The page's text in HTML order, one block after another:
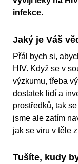
infekce.
Jaký je Váš
Přál bych si,
HIV. Když se v
výzkumu, třeba
dostatek lidí a
prostředků, tak
jsme ale zatím
jak se viru v těle
Tušíte, kudy